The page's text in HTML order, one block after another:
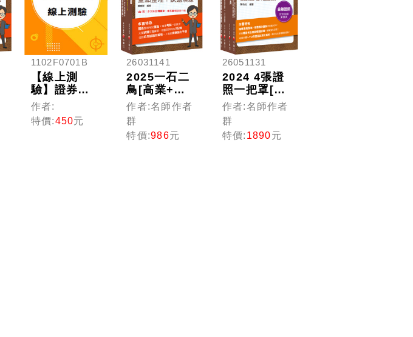
1102F0701B
【線上測
驗】證券商
高級業務員
作者:
特價:450元
26031141
2025一石二
鳥[高業+投
信投顧]金融
證照組合
包：全方位
參考書，含
作者:名師作者
群
特價:986元
26051131
2024 4張證
照一把罩[高
業+投信投顧
+理財+信託]
（豪華版）
金融證照組
作者:名師作者
群
特價: 1890元